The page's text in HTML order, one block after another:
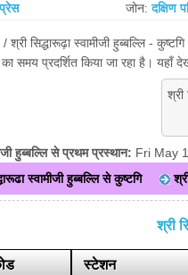
जोन:दक्षिण
सिद्धारूढ़ा स्वामीजी हुब्बल्लि -
समय प्रदर्शित किया जा रहा है।
श्री
हुब्बल्लि से प्रथम प्रस्थान: Fri May
स्वामीजी हुब्बल्लि से कुष्टगि
श्री
स्टेशन